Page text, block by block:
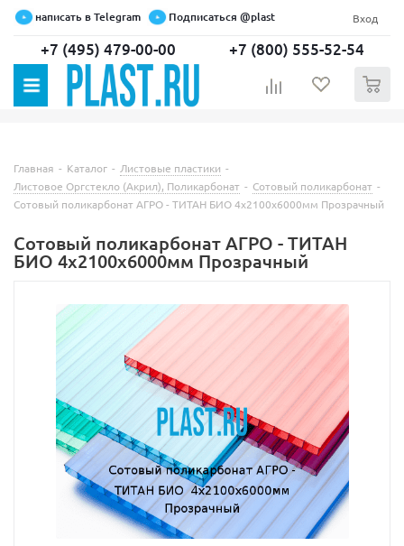
написать в Telegram Подписаться @plast Вход
+7 (495) 479-00-00 +7 (800) 555-52-54
Главная - Каталог - Листовые пластики -
Листовое Оргстекло (Акрил), Поликарбонат - Сотовый поликарбонат -
Сотовый поликарбонат АГРО - ТИТАН БИО 4х2100х6000мм Прозрачный
Сотовый поликарбонат АГРО - ТИТАН
БИО 4х2100х6000мм Прозрачный